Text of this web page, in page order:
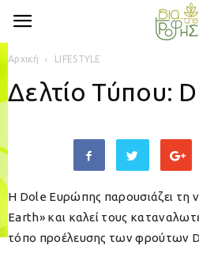
Αρχική LIFESTYLE
Δελτίο Τύπου:
Η Dole Ευρώπης παρουσιάζει τη
Earth» και καλεί τους
τόπο προέλευσης των φρούτων